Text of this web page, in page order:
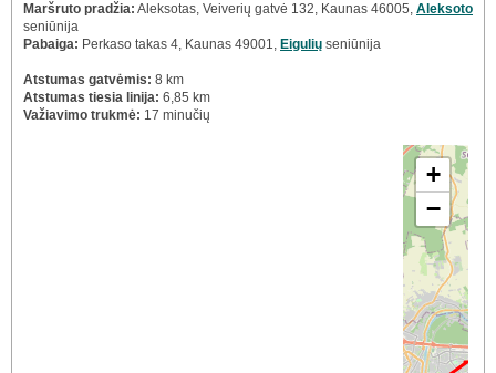
Maršruto pradžia: Aleksotas, Veiverių gatvė 132, Kaunas 46005, Aleksoto
seniūnija
Pabaiga: Perkaso takas 4, Kaunas 49001, Eigulių seniūnija
Atstumas gatvėmis: 8 km
Atstumas tiesia linija: 6,85 km
Važiavimo trukmė: 17 minučių
+
−